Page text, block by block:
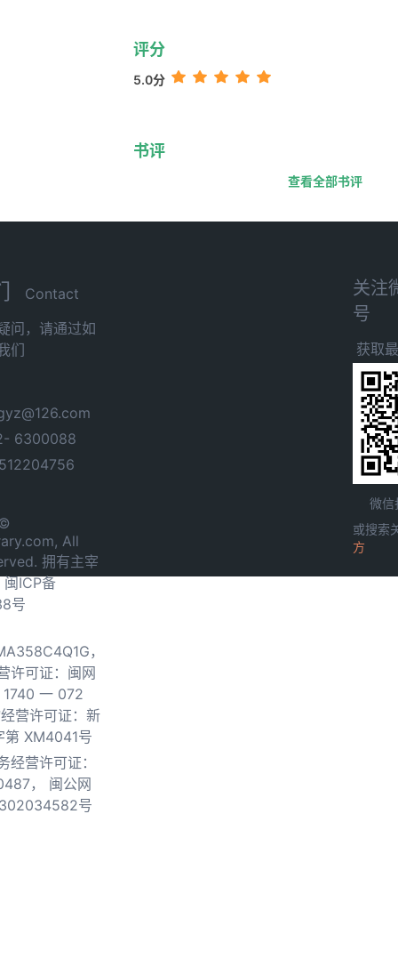
评分
5.0分
书评
查看全部书评
Contact
问，请通过如
们
6300088
All
拥有主宰
闽ICP备
号
，
许可证：闽网
一 072
营许可证：新
第 XM4041号
经营许可证：
，
闽公网
号
关注
号
获取
微信
或搜索
方